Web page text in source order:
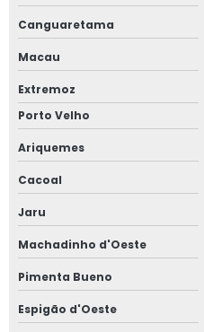
Canguaretama
Macau
Extremoz
Porto Velho
Ariquemes
Cacoal
Jaru
Machadinho d'Oeste
Pimenta Bueno
Espigão d'Oeste